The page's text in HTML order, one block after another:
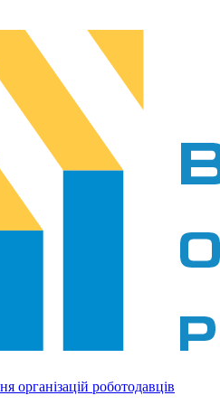
організацій роботодавців